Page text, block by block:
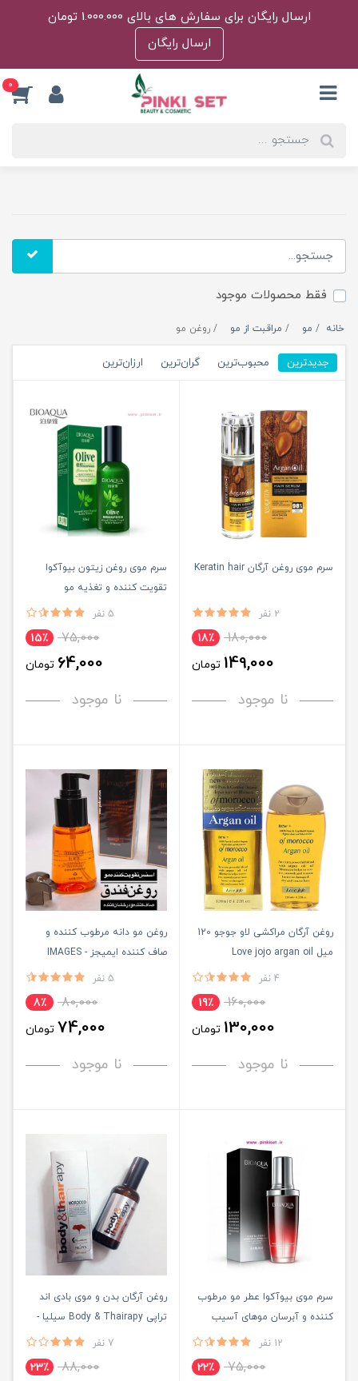
ارسال رایگان برای سفارش های بالای 1.000.000 تومان
ارسال رایگان
0
فقط محصولات موجود
خانه مو مراقبت از مو روغن مو
جدیدترین محبوب‌ترین گران‌ترین ارزان‌ترین
سرم موی روغن آرگان Keratin hair
2 نفر
180,000 18٪
149,000 تومان
نا موجود
سرم موی روغن زیتون بیوآکوا
تقویت کننده و تغذیه مو
5 نفر
75,000 15٪
64,000 تومان
نا موجود
روغن آرگان مراکشی لاو جوجو 120
میل Love jojo argan oil
4 نفر
160,000 19٪
130,000 تومان
نا موجود
روغن مو دانه مرطوب کننده و
صاف کننده ایمیجز - IMAGES
5 نفر
80,000 8٪
74,000 تومان
نا موجود
سرم موی بیوآکوا عطر مو مرطوب
کننده و آبرسان موهای آسیب
12 نفر
75,000 22٪
روغن آرگان بدن و موی بادی اند
تراپی Body & Thairapy سیلیا -
SILIYA morocco
7 نفر
88,000 23٪